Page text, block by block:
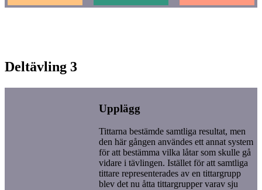
Deltävling 3
Upplägg
Tittarna bestämde samtliga resultat, men
den här gången användes ett annat system
för att bestämma vilka låtar som skulle gå
vidare i tävlingen. Istället för att samtliga
tittare representerades av en tittargrupp
blev det nu åtta tittargrupper varav sju